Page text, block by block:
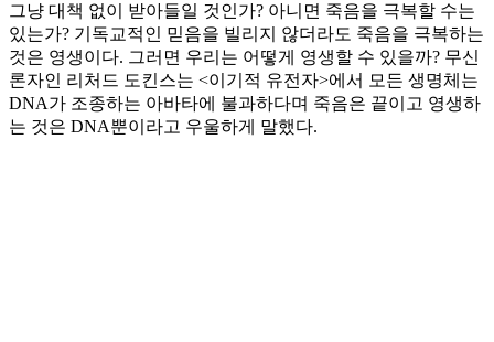
그냥 대책 없이 받아들일 것인가? 아니면 죽음을 극복할 수는
있는가? 기독교적인 믿음을 빌리지 않더라도 죽음을 극복하는
것은 영생이다. 그러면 우리는 어떻게 영생할 수 있을까? 무신
론자인 리처드 도킨스는 <이기적 유전자>에서 모든 생명체는
DNA가 조종하는 아바타에 불과하다며 죽음은 끝이고 영생하
는 것은 DNA뿐이라고 우울하게 말했다.